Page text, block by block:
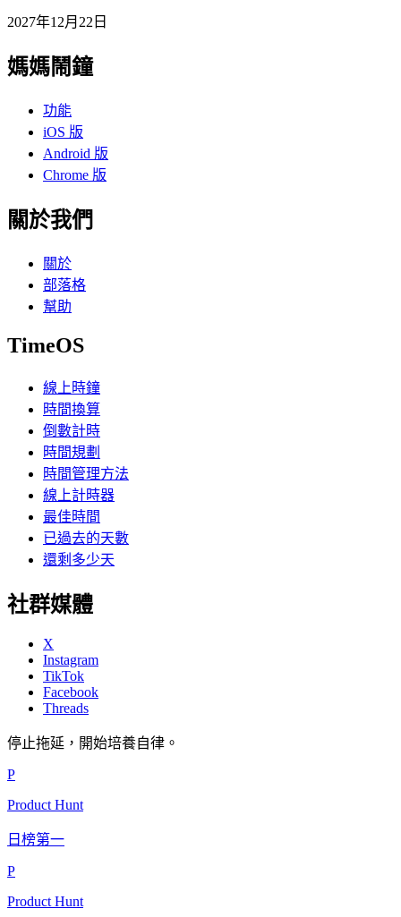
2027年12月22日
媽媽鬧鐘
功能
iOS 版
Android 版
Chrome 版
關於我們
關於
部落格
幫助
TimeOS
線上時鐘
時間換算
倒數計時
時間規劃
時間管理方法
線上計時器
最佳時間
已過去的天數
還剩多少天
社群媒體
X
Instagram
TikTok
Facebook
Threads
停止拖延，開始培養自律。
P
Product Hunt
日榜第一
P
Product Hunt